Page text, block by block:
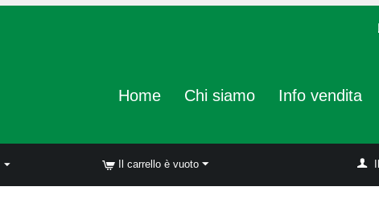
Home Chi siamo Info vendita
Il carrello è vuoto